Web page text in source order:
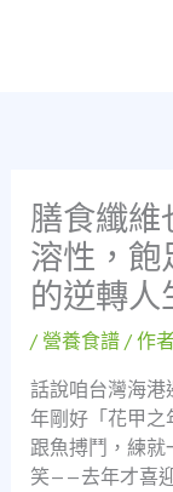
膳食纖維
溶性，飽
的逆轉人
/ 營養食譜/ 作
話說咱台灣海港
年剛好「花甲之
跟魚搏鬥，練
笑——去年才喜